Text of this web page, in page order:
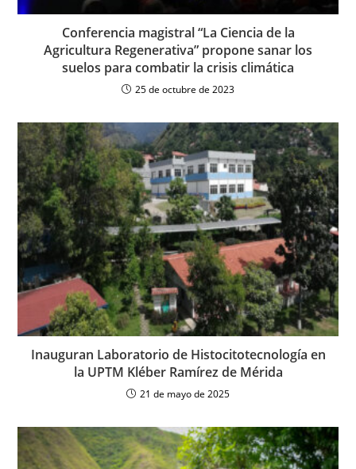
Conferencia magistral “La Ciencia de la
Agricultura Regenerativa” propone sanar los
suelos para combatir la crisis climática
25 de octubre de 2023
Inauguran Laboratorio de Histocitotecnología en
la UPTM Kléber Ramírez de Mérida
21 de mayo de 2025